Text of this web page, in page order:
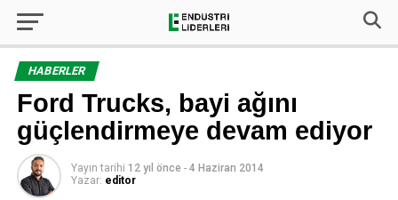
HABERLER
Ford Trucks, bayi ağını
güçlendirmeye devam ediyor
Yayın tarihi 12 yıl önce - 4 Haziran 2014
Yazar: editor